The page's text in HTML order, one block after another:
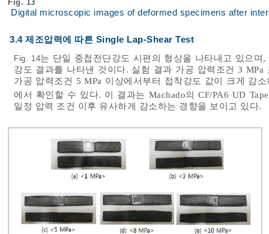
Fig. 13
Digital microscopic images of deformed specimens after
3.4 제조압력에 따른 Single Lap-Shear Test
Fig. 14는 단일 중첩전단강도 시편의 형상을 나타내고 있으며,
강도 결과를 나타낸 것이다. 실험 결과 가공 압력조건 3
가공 압력조건 5 MPa 이상에서부터 접착강도 값이 크게 감
에서 확인할 수 있다. 이 결과는 Machado의 CF/PA6 UD
일정 압력 조건 이후 유사하게 감소하는 경향을 보이고 있다.